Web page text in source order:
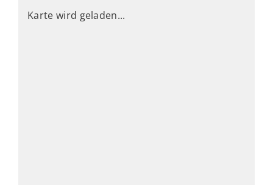
Karte wird geladen...